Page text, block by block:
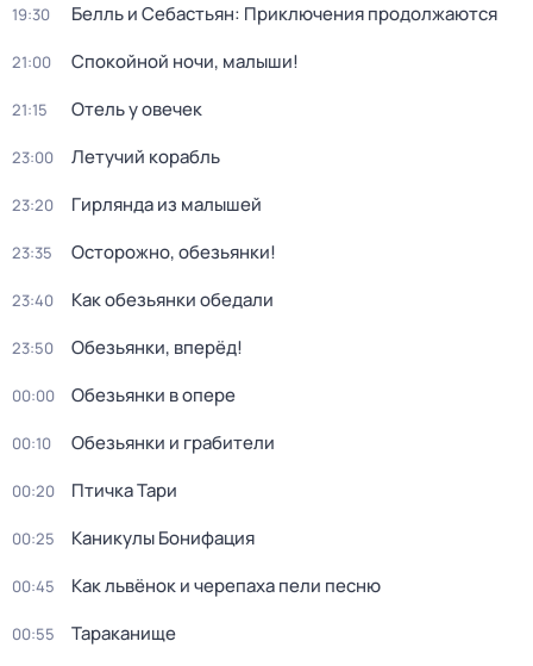
19:30 Белль и Себастьян: Приключения продолжаются
21:00 Спокойной ночи, малыши!
21:15 Отель у овечек
23:00 Летучий корабль
23:20 Гирлянда из малышей
23:35 Осторожно, обезьянки!
23:40 Как обезьянки обедали
23:50 Обезьянки, вперёд!
00:00 Обезьянки в опере
00:10 Обезьянки и грабители
00:20 Птичка Тари
00:25 Каникулы Бонифация
00:45 Как львёнок и черепаха пели песню
00:55 Тараканище